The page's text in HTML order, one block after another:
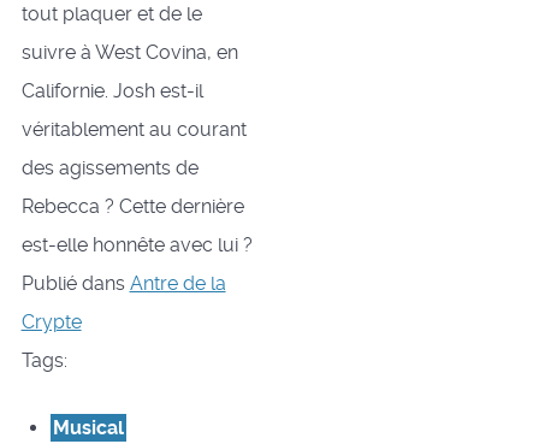
tout plaquer et de le
suivre à West Covina, en
Californie. Josh est-il
véritablement au courant
des agissements de
Rebecca ? Cette dernière
est-elle honnête avec lui ?
Publié dans Antre de la
Crypte
Tags:
Musical